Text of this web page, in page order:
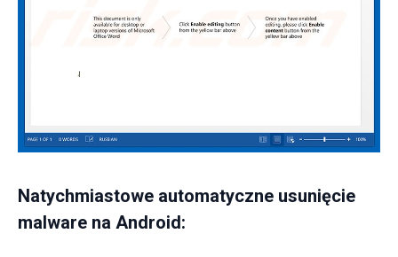
Natychmiastowe automatyczne usunięcie
malware na Android: